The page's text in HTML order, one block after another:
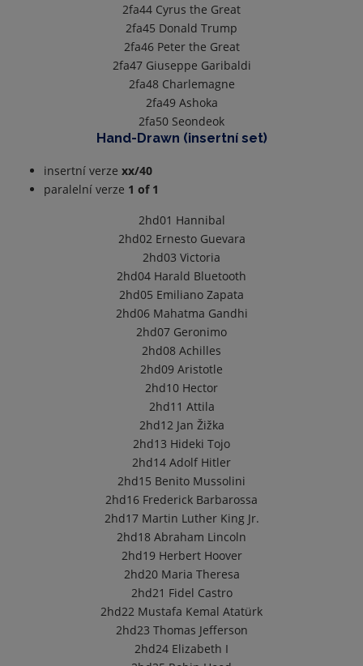
2fa44 Cyrus the Great
2fa45 Donald Trump
2fa46 Peter the Great
2fa47 Giuseppe Garibaldi
2fa48 Charlemagne
2fa49 Ashoka
2fa50 Seondeok
Hand-Drawn (insertní set)
insertní verze xx/40
paralelní verze 1 of 1
2hd01 Hannibal
2hd02 Ernesto Guevara
2hd03 Victoria
2hd04 Harald Bluetooth
2hd05 Emiliano Zapata
2hd06 Mahatma Gandhi
2hd07 Geronimo
2hd08 Achilles
2hd09 Aristotle
2hd10 Hector
2hd11 Attila
2hd12 Jan Žižka
2hd13 Hideki Tojo
2hd14 Adolf Hitler
2hd15 Benito Mussolini
2hd16 Frederick Barbarossa
2hd17 Martin Luther King Jr.
2hd18 Abraham Lincoln
2hd19 Herbert Hoover
2hd20 Maria Theresa
2hd21 Fidel Castro
2hd22 Mustafa Kemal Atatürk
2hd23 Thomas Jefferson
2hd24 Elizabeth I